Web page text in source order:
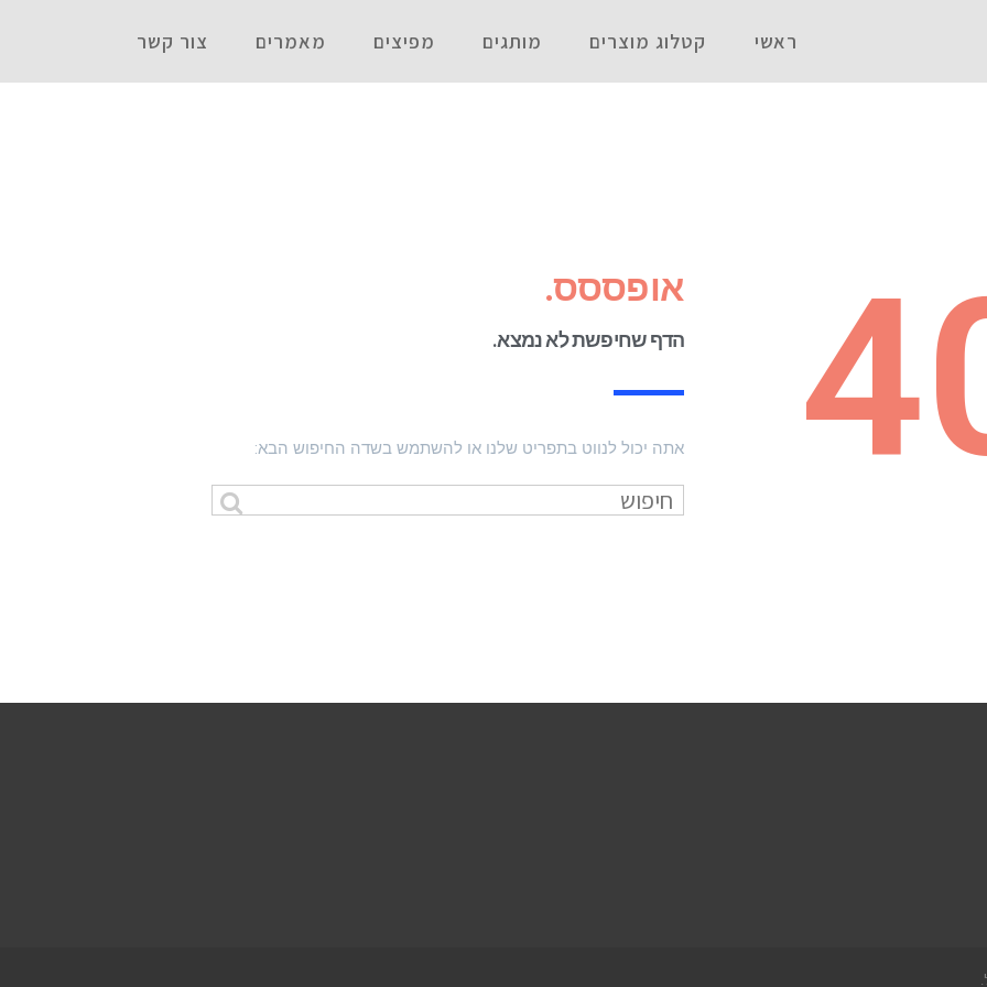
ראשי קטלוג מוצרים מותגים מפיצים מאמרים צור קשר
אופססס.
הדף שחיפשת לא נמצא.
אתה יכול לנווט בתפריט שלנו או להשתמש בשדה החיפוש הבא: